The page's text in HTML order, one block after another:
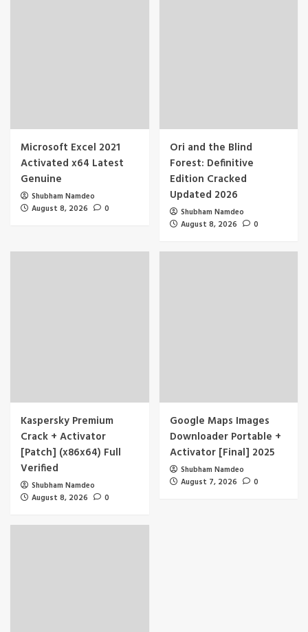
Microsoft Excel 2021
Activated x64 Latest
Genuine
Shubham Namdeo
August 8, 2026
0
Ori and the Blind
Forest: Definitive
Edition Cracked
Updated 2026
Shubham Namdeo
August 8, 2026
0
Kaspersky Premium
Crack + Activator
[Patch] (x86x64) Full
Verified
Shubham Namdeo
August 8, 2026
0
Google Maps Images
Downloader Portable +
Activator [Final] 2025
Shubham Namdeo
August 7, 2026
0